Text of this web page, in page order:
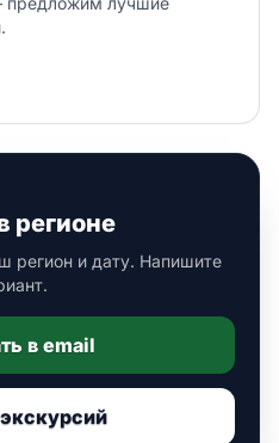
регионе
регион и дату. Напишите
в email